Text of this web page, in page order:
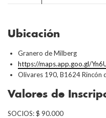
Ubicación
Granero de Milberg
https://maps.app.goo.gl/
Olivares 190, B1624 Rincón
Valores de
SOCIOS: $ 90.000